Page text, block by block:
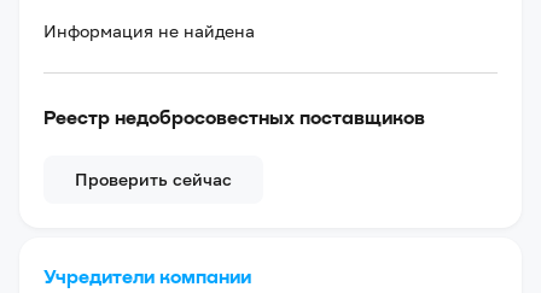
Информация не найдена
Реестр недобросовестных поставщиков
Проверить сейчас
Учредители компании